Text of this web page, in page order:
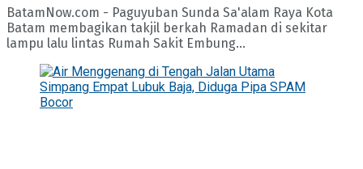
BatamNow.com - Paguyuban Sunda Sa'alam Raya Kota
Batam membagikan takjil berkah Ramadan di sekitar
lampu lalu lintas Rumah Sakit Embung...